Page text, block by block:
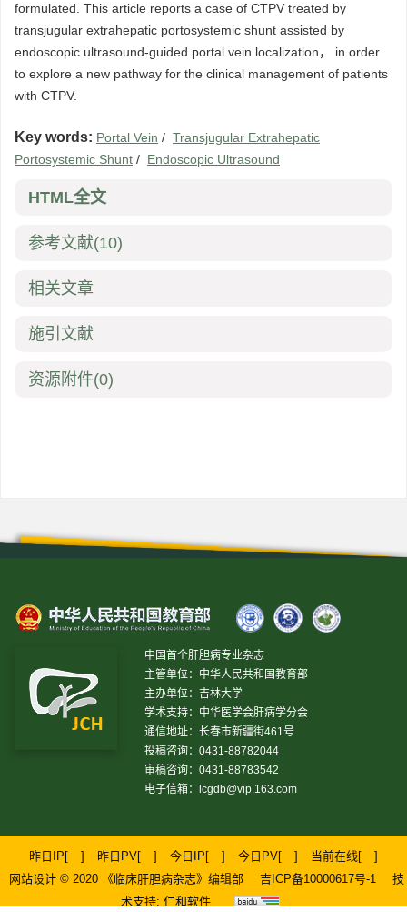
formulated. This article reports a case of CTPV treated by
transjugular extrahepatic portosystemic shunt assisted by
endoscopic ultrasound-guided portal vein localization， in order
to explore a new pathway for the clinical management of patients
with CTPV.
Key words: Portal Vein / Transjugular Extrahepatic
Portosystemic Shunt / Endoscopic Ultrasound
HTML全文
参考文献(10)
相关文章
施引文献
资源附件(0)
中国首个肝胆病专业杂志
主管单位：中华人民共和国教育部
主办单位：吉林大学
学术支持：中华医学会肝病学分会
通信地址：长春市新疆街461号
投稿咨询：0431-88782044
审稿咨询：0431-88783542
电子信箱：
lcgdb@vip.163.com
昨日IP[ ] 昨日PV[ ] 今日IP[ ] 今日PV[ ] 当前在线[
]
网站设计 © 2020 《临床肝胆病杂志》编辑部
吉ICP备10000617号-1
技
术支持: 仁和软件